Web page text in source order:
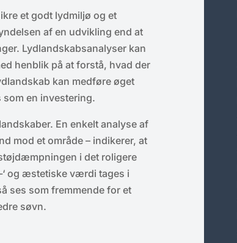
et godt lydmiljø og et
af en udvikling end at
Lydlandskabsanalyser kan
henblik på at forstå, hvad der
kan medføre øget
en investering.
En enkelt analyse af
mod et område – indikerer, at
i det roligere
og æstetiske værdi tages i
ses som fremmende for et
søvn.